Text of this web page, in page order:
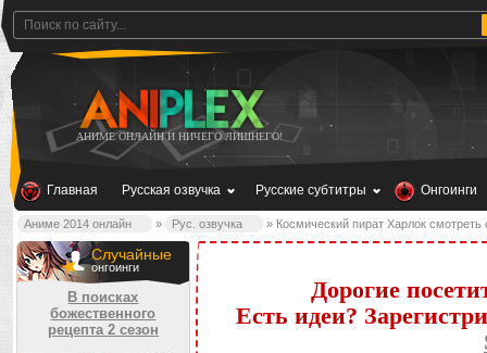
АНИМЕ ОНЛАЙН И НИЧЕГО ЛИШНЕГО!
Главная Русская озвучка Русские субтитры Онгоинги
Аниме 2014 онлайн » Рус. озвучка » Космический пират Харлок смотреть
Случайные
онгоинги
В поисках
божественного
рецепта 2 сезон
Дорогие
Есть идеи?